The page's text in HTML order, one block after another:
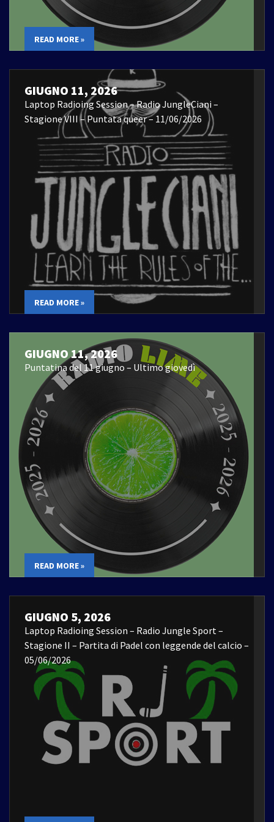
READ MORE »
GIUGNO 11, 2026
Laptop Radioing Session – Radio JungleCiani –
Stagione VIII – Puntata queer – 11/06/2026
READ MORE »
GIUGNO 11, 2026
Puntatina del 11 giugno – Ultimo giovedì
READ MORE »
GIUGNO 5, 2026
Laptop Radioing Session – Radio Jungle Sport –
Stagione II – Partita di Padel con leggende del calcio –
05/06/2026